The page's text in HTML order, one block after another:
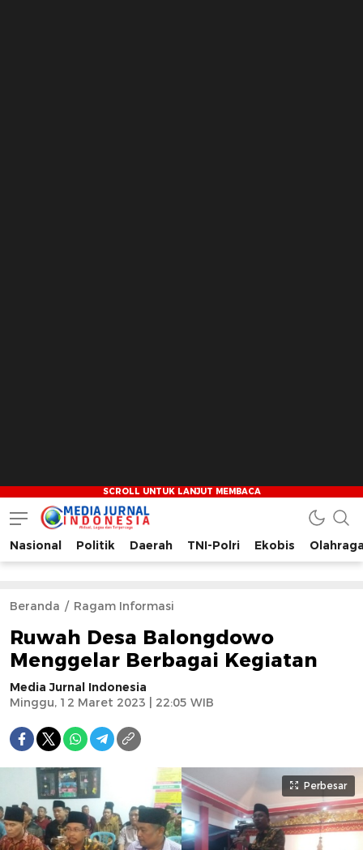
Media Jurnal Indonesia
Bersama Membangun Indonesia
Nasional Politik Daerah TNI-Polri Ekobis
Beranda Ragam Informasi
Ruwah Desa Balongdowo
Menggelar Berbagai Kegiatan
Media Jurnal Indonesia
Minggu, 12 Maret 2023 | 22:05 WIB
Perbesar